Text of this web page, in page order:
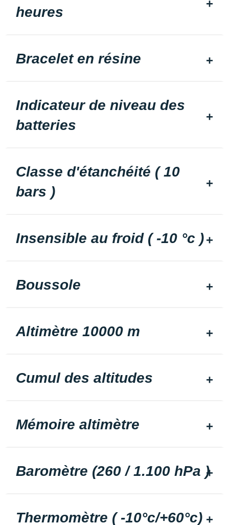
heures
Bracelet en résine
Indicateur de niveau des
batteries
Classe d'étanchéité ( 10
bars )
Insensible au froid ( -10 °c )
Boussole
Altimètre 10000 m
Cumul des altitudes
Mémoire altimètre
Baromètre (260 / 1.100 hPa )
Thermomètre ( -10°c/+60°c)